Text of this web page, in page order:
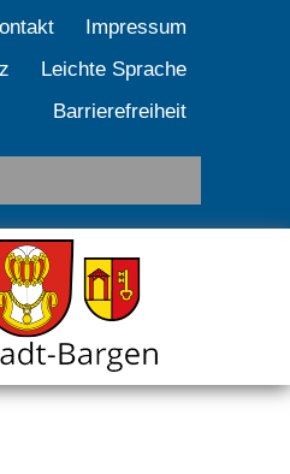
Impressum
Leichte Sprache
Barrierefreiheit